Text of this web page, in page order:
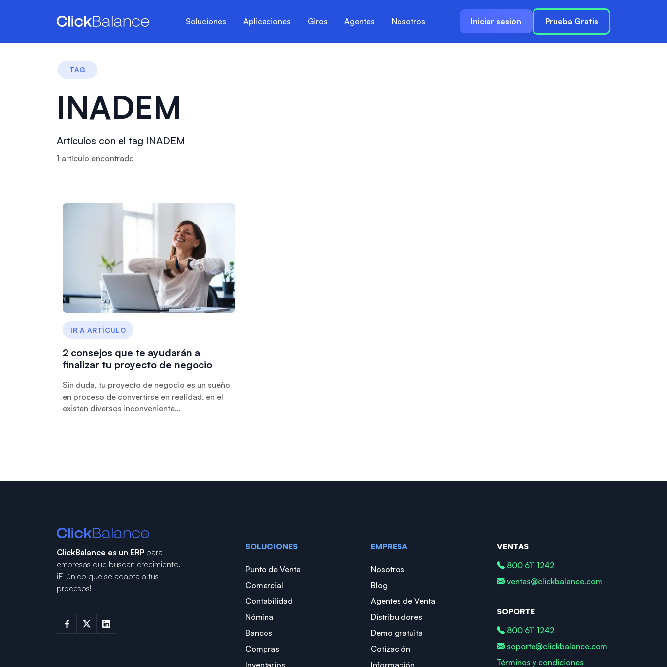
Soluciones Aplicaciones Giros Agentes Nosotros Iniciar sesión Prueba Gratis
TAG
INADEM
Artículos con el tag INADEM
1 artículo encontrado
IR A ARTÍCULO
2 consejos que te ayudarán a
finalizar tu proyecto de negocio
Sin duda, tu proyecto de negocio es un sueño
en proceso de convertirse en realidad, en el
existen diversos inconveniente...
ClickBalance es un ERP para
empresas que buscan crecimiento.
¡El único que se adapta a tus
procesos!
SOLUCIONES
Punto de Venta
Comercial
Contabilidad
Nómina
Bancos
Compras
Inventarios
EMPRESA
Nosotros
Blog
Agentes de Venta
Distribuidores
Demo gratuita
Cotización
Información
VENTAS
800 611 1242
ventas@clickbalance.com
SOPORTE
800 611 1242
soporte@clickbalance.com
Términos y condiciones